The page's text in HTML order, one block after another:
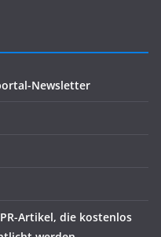
Newsletter
Artikel, die kostenlos